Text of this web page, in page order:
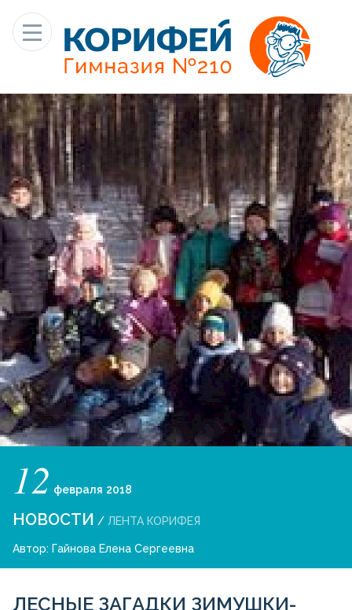
12 февраля 2018
НОВОСТИ / ЛЕНТА КОРИФЕЯ
Автор: Гайнова Елена Сергеевна
ЛЕСНЫЕ ЗАГАДКИ ЗИМУШКИ-